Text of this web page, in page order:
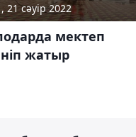
21 сәуір 2022
мектеп
жатыр